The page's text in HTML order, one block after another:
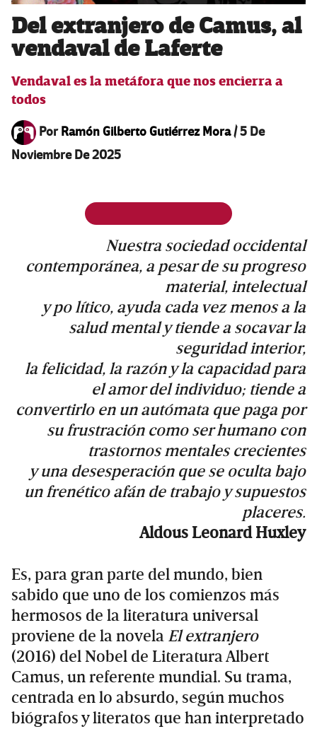
Del extranjero de Camus, al
vendaval de Laferte
Vendaval es la metáfora que nos encierra a
todos
PorRamón Gilberto Gutiérrez Mora/5 De
Noviembre De 2025
Nuestra sociedad occidental
contemporánea, a pesar de su progreso
material, intelectual
y po lítico, ayuda cada vez menos a la
salud mental y tiende a socavar la
seguridad interior,
la felicidad, la razón y la capacidad para
el amor del individuo; tiende a
convertirlo en un autómata que paga por
su frustración como ser humano con
trastornos mentales crecientes
y una desesperación que se oculta bajo
un frenético afán de trabajo y supuestos
placeres.
Aldous Leonard Huxley
Es, para gran parte del mundo, bien
sabido que uno de los comienzos más
hermosos de la literatura universal
proviene de la novela El extranjero
(2016) del Nobel de Literatura Albert
Camus, un referente mundial. Su trama,
centrada en lo absurdo, según muchos
biógrafos y literatos que han interpretado